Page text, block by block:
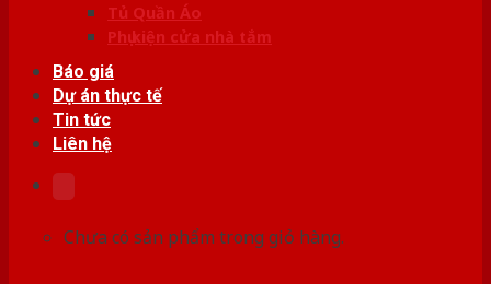
Tủ Quần Áo
Phụ kiện cửa nhà tắm
Báo giá
Dự án thực tế
Tin tức
Liên hệ
Chưa có sản phẩm trong giỏ hàng.